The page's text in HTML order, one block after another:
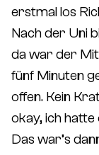
erstmal los
Nach der Uni
da war der
fünf Minuten
offen. Kein
okay, ich
Das war’s